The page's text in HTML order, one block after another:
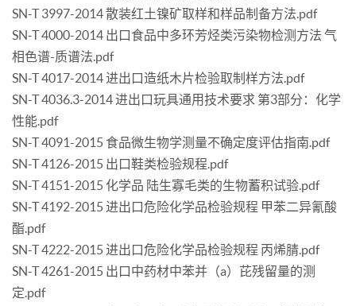
SN-T 3997-2014 散装红土镍矿取样和样品制备方法.pdf
SN-T 4000-2014 出口食品中多环芳烃类污染物检测方法 气
相色谱-质谱法.pdf
SN-T 4017-2014 进出口造纸木片检验取制样方法.pdf
SN-T 4036.3-2014 进出口玩具通用技术要求 第3部分：化学
性能.pdf
SN-T 4091-2015 食品微生物学测量不确定度评估指南.pdf
SN-T 4126-2015 出口鞋类检验规程.pdf
SN-T 4151-2015 化学品 陆生寡毛类的生物蓄积试验.pdf
SN-T 4192-2015 进出口危险化学品检验规程 甲苯二异氰酸
酯.pdf
SN-T 4222-2015 进出口危险化学品检验规程 丙烯腈.pdf
SN-T 4261-2015 出口中药材中苯并（a）芘残留量的测
定.pdf